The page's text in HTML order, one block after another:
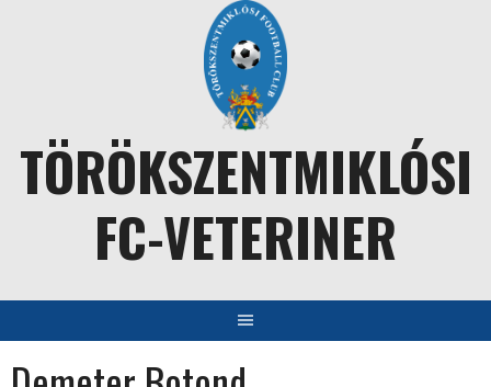
TÖRÖKSZENTMIKLÓSI
FC-VETERINER